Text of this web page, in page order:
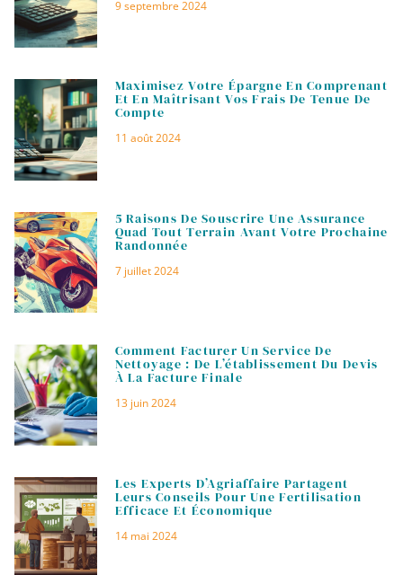
9 septembre 2024
Maximisez Votre Épargne En Comprenant
Et En Maîtrisant Vos Frais De Tenue De
Compte
11 août 2024
5 Raisons De Souscrire Une Assurance
Quad Tout Terrain Avant Votre Prochaine
Randonnée
7 juillet 2024
Comment Facturer Un Service De
Nettoyage : De L’établissement Du Devis
À La Facture Finale
13 juin 2024
Les Experts D’Agriaffaire Partagent
Leurs Conseils Pour Une Fertilisation
Efficace Et Économique
14 mai 2024